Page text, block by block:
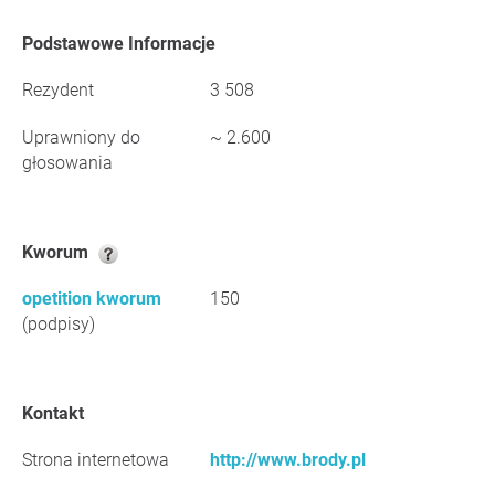
Podstawowe Informacje
Rezydent 3 508
Uprawniony do
głosowania
~ 2.600
Kworum
opetition kworum
(podpisy)
150
Kontakt
Strona internetowa http://www.brody.pl